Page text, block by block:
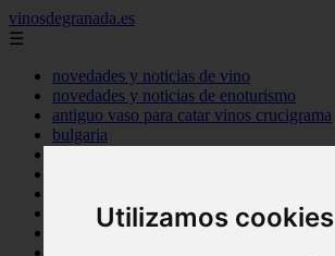
Utilizamos cookies
vinosdegranada.es
☰
novedades y noticias de vino
novedades y noticias de enoturismo
antiguo vaso para catar vinos crucigrama
bulgaria
Córdoba - córdoba